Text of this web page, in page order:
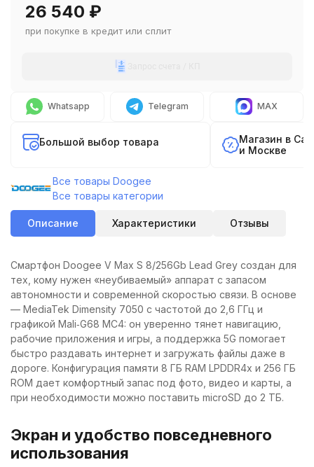
26 540 ₽
при покупке в кредит или сплит
Whatsapp Telegram MAX
Большой выбор товара
Магазин в
и Москве
Все товары Doogee
Все товары категории
Описание Характеристики Отзывы
Смартфон Doogee V Max S 8/256Gb Lead Grey создан для
тех, кому нужен «неубиваемый» аппарат с запасом
автономности и современной скоростью связи. В основе
— MediaTek Dimensity 7050 с частотой до 2,6 ГГц и
графикой Mali‑G68 MC4: он уверенно тянет навигацию,
рабочие приложения и игры, а поддержка 5G помогает
быстро раздавать интернет и загружать файлы даже в
дороге. Конфигурация памяти 8 ГБ RAM LPDDR4x и 256 ГБ
ROM дает комфортный запас под фото, видео и карты, а
при необходимости можно поставить microSD до 2 ТБ.
Экран и удобство повседневного
использования